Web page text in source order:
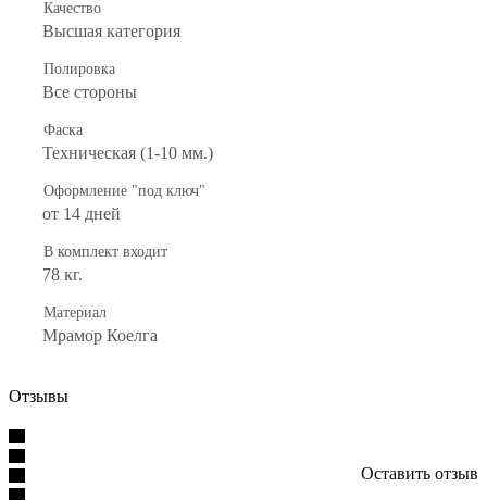
Качество
Высшая категория
Полировка
Все стороны
Фаска
Техническая (1-10 мм.)
Оформление "под ключ"
от 14 дней
В комплект входит
78 кг.
Материал
Мрамор Коелга
Отзывы
Оставить отзыв